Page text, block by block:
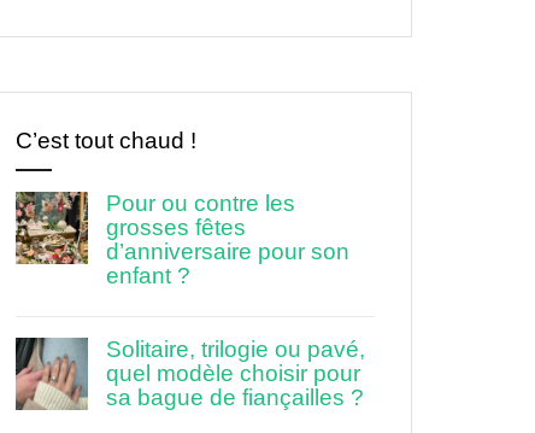
C’est tout chaud !
Pour ou contre les
grosses fêtes
d’anniversaire pour son
enfant ?
Solitaire, trilogie ou pavé,
quel modèle choisir pour
sa bague de fiançailles ?